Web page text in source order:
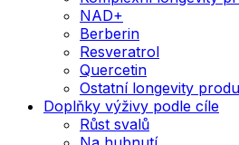
NAD+
Berberin
Resveratrol
Quercetin
Ostatní longevity
Doplňky výživy podle cíle
Růst svalů